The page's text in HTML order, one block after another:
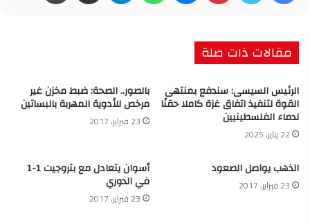
مقالات ذات صلة
الرئيس السيسى: سندفع بمنتهى
القوة لتنفيذ اتفاق غزة كاملا حقنًا
لدماء الفلسطينيين
22 يناير، 2025
بالصور.. الصحة: ضبط مخزن غير
مرخص للأدوية المهربة بالبساتين
23 فبراير، 2017
الذهب يواصل الصعود
23 فبراير، 2017
أسوان يتعادل مع بتروجيت 1-1
في الدوري
23 فبراير، 2017